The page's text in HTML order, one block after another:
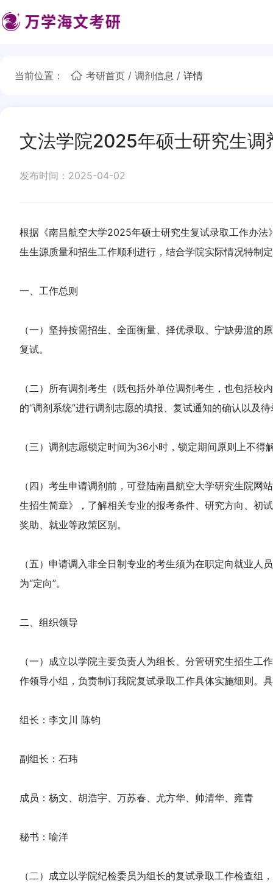
当前位置： 考研首页 / 调剂信息 / 详情
文法学院2025年硕士研究生
发布时间：2025-04-02
根据《南昌航空大学2025年硕士研究生复试录取工作办
生生源质量和招生工作顺利进行，结合学院实际情况特制
一、工作总则
（一）坚持按需招生、全面衡量、择优录取、宁缺毋滥
复试。
（二）所有调剂考生（既包括外单位调剂考生，也包括
的“调剂系统”进行调剂志愿的填报、复试通知的确认以及
（三）调剂志愿锁定时间为36小时，锁定期间原则上不得
（四）考生申请调剂前，可登陆南昌航空大学研究生院
生招生简章》，了解相关专业的报考条件、研究方向、初
奖助、就业等政策区别。
（五）申请调入非全日制专业的考生须为在职定向就业
为“定向”。
二、组织领导
（一）成立以学院主要负责人为组长、分管研究生招生
作领导小组，负责制订我院复试录取工作具体实施细则。
组长：李文川 陈钧
副组长：石玮
成员：杨文、胡浩宇、万苏春、尤方华、帅清华、雍青
秘书：喻洋
（二）成立以学院纪检委员为组长的复试录取工作检查